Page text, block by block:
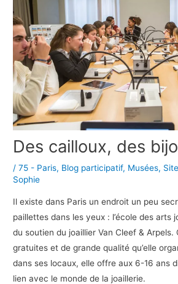
Des cailloux, des
/75 - Paris, Blog participatif, Musées,
Sophie
Il existe dans Paris un endroit un peu
paillettes dans les yeux : l’école des arts
du soutien du joaillier Van Cleef & Arpels.
gratuites et de grande qualité qu’elle
dans ses locaux, elle offre aux 6-16 ans
lien avec le monde de la joaillerie.